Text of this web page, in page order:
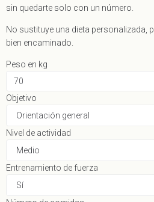
sin quedarte solo con un número.
No sustituye una dieta personalizada,
bien encaminado.
Peso en kg
Objetivo
Nivel de actividad
Entrenamiento de fuerza